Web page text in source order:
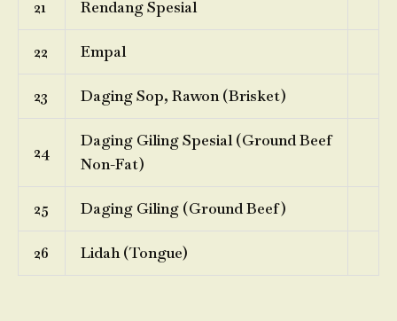
21 Rendang Spesial
22 Empal
23 Daging Sop, Rawon (Brisket)
24
Daging Giling Spesial (Ground Beef
Non-Fat)
25 Daging Giling (Ground Beef)
26 Lidah (Tongue)